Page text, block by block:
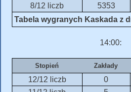
8/12 liczb
5353
Tabela wygranych Kaskada z
14:00:
Stopień Zakłady
12/12 liczb 0